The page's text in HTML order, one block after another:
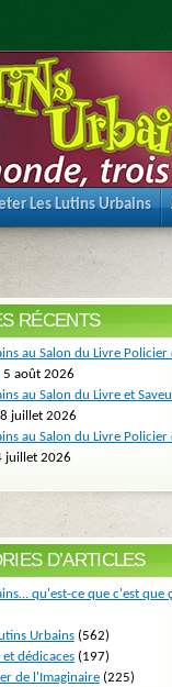
Les Lutins Urbains
RÉCENTS
au Salon du Livre Policier
5 août 2026
au Salon du Livre et
juillet 2026
au Salon du Livre Policier
juillet 2026
D’ARTICLES
qu'est-ce que c'est que
Urbains(562)
dédicaces(197)
de l'Imaginaire(225)